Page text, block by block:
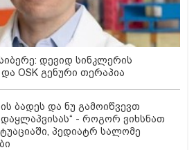
დევიდ სინკლერის
OSK გენური თერაპია
ბადეს და ნუ გამოიწვევთ
- როგორ ვიხსნათ
პედიატრ სალომე